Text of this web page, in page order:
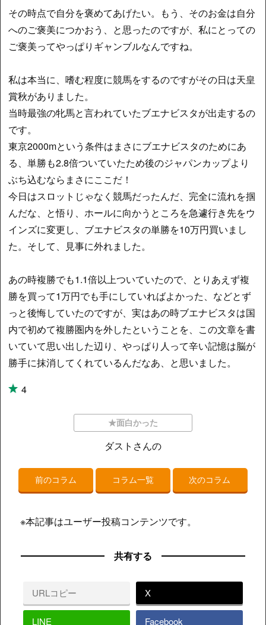
その時点で自分を褒めてあげたい。もう、そのお金は自分
へのご褒美につかおう、と思ったのですが、私にとっての
ご褒美ってやっぱりギャンブルなんですね。
私は本当に、嗜む程度に競馬をするのですがその日は天皇
賞秋がありました。
当時最強の牝馬と言われていたブエナビスタが出走するの
です。
東京2000mという条件はまさにブエナビスタのためにあ
る、単勝も2.8倍ついていたため後のジャパンカップより
ぶち込むならまさにここだ！
今日はスロットじゃなく競馬だったんだ、完全に流れを掴
んだな、と悟り、ホールに向かうところを急遽行き先をウ
インズに変更し、ブエナビスタの単勝を10万円買いまし
た。そして、見事に外れました。
あの時複勝でも1.1倍以上ついていたので、とりあえず複
勝を買って1万円でも手にしていればよかった、などとず
っと後悔していたのですが、実はあの時ブエナビスタは国
内で初めて複勝圏内を外したということを、この文章を書
いていて思い出した辺り、やっぱり人って辛い記憶は脳が
勝手に抹消してくれているんだなあ、と思いました。
4
★面白かった
ダストさんの
前のコラム コラム一覧 次のコラム
※本記事はユーザー投稿コンテンツです。
共有する
URLコピー X
LINE Facebook